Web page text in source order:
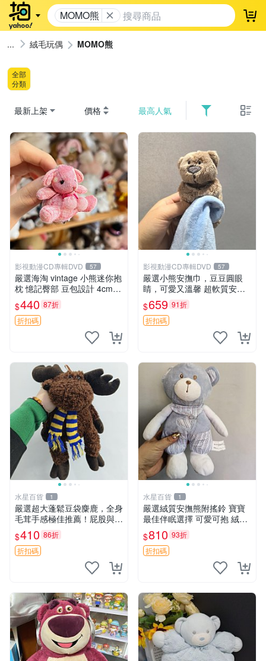
MOMO熊 登
絨毛玩偶 MOMO熊
全部
分類
最新上架 價格 最高人氣
影視動漫CD專輯DVD 57
嚴選海淘 vintage 小熊迷你抱
枕 憶記臀部 豆包設計 4cm
高 推薦收藏 迷你豆包小熊、
高臀部、豆袋抱枕
$440 87折
折扣碼
影視動漫CD專輯DVD 57
嚴選小熊安撫巾，豆豆圓眼
睛，可愛又溫馨 超軟質安撫
巾，豆豆設計，哄睡好幫手
約克豆豆眼安撫巾 數碼豆豆
眼
$659 91折
折扣碼
水星百貨 1
嚴選超大蓬鬆豆袋麋鹿，全身
毛茸手感極佳推薦！屁股與四
肢填充均勻，適合收藏與孩童
共賞。 麋鹿 豆袋 毛茸玩具
$410 86折
折扣碼
水星百貨 1
嚴選絨質安撫熊附搖鈴 寶寶
最佳伴眠選擇 可愛可抱 絨毛
玩具 安撫熊 嬰兒用
$810 93折
折扣碼